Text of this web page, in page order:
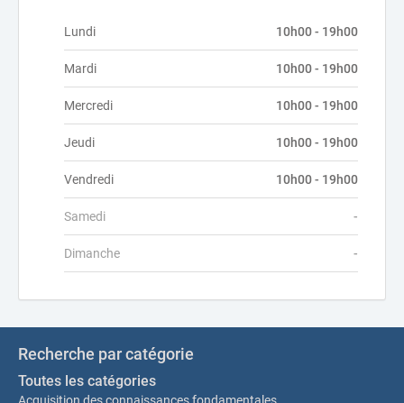
Lundi 10h00 - 19h00
Mardi 10h00 - 19h00
Mercredi 10h00 - 19h00
Jeudi 10h00 - 19h00
Vendredi 10h00 - 19h00
Samedi -
Dimanche -
Recherche par catégorie
Toutes les catégories